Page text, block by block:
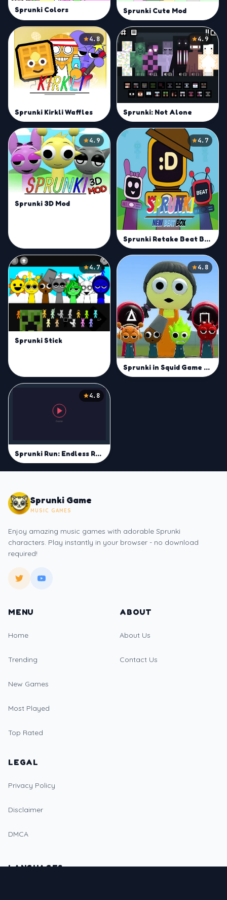
Sprunki Colors Sprunki Cute Mod
4.8
Sprunki Kirkli Waffles
4.9
Sprunki: Not Alone
4.9
Sprunki 3D Mod
4.7
Sprunki Retake Beat Box
4.7
Sprunki Stick
4.8
Sprunki in Squid Game Chamber
4.8
Sprunki Run: Endless Racing
Sprunki Game
MUSIC GAMES
Enjoy amazing music games with adorable Sprunki
characters. Play instantly in your browser - no download
required!
MENU
Home
Trending
New Games
Most Played
Top Rated
ABOUT
About Us
Contact Us
LEGAL
Privacy Policy
Disclaimer
DMCA
LANGUAGES